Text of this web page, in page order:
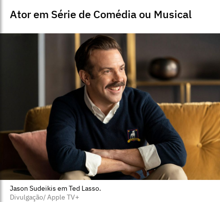
Ator em Série de Comédia ou Musical
Jason Sudeikis em Ted Lasso.
Divulgação/ Apple TV+